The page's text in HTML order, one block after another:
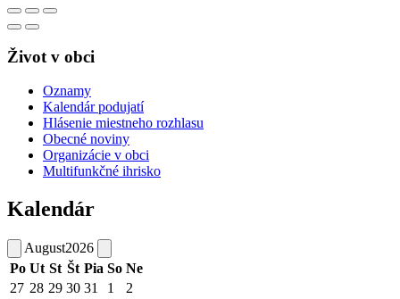
Život v obci
Oznamy
Kalendár podujatí
Hlásenie miestneho rozhlasu
Obecné noviny
Organizácie v obci
Multifunkčné ihrisko
Kalendár
August2026
Po Ut St Št Pia So Ne
27 28 29 30 31 1
2